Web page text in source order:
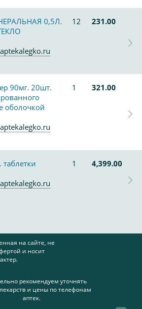
0,5Л.
12 231.00
90мг. 20шт.
оболочкой
1 321.00
1
4,399.00
на сайте, не
и носит
рекомендуем уточнять
и цены по телефонам
аптек.